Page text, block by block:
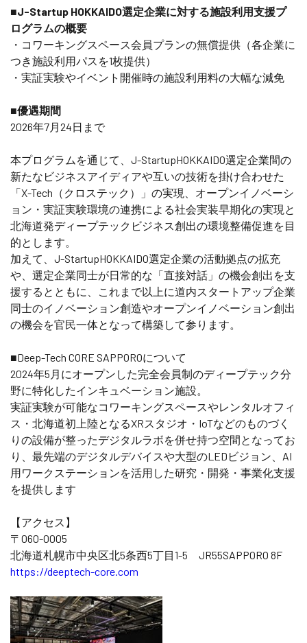
■J-Startup HOKKAIDO選定企業に対する施設利用支援プ
ログラムの概要
・コワーキングスペース会員プランの無償提供（各企業に
つき施設利用パスを1枚提供）
・実証実験やイベント開催時の施設利用料の大幅な減免
■優遇期間
2026年7月24日まで
本プログラムを通じて、J-StartupHOKKAIDO選定企業間の
新たなビジネスアイディアや互いの技術を掛け合わせた
「X-Tech（クロステック）」の実現、オープンイノベーシ
ョン・実証実験環境の連携による社会実装早期化の実現と
北海道発ディープテックビジネス創出の環境整備促進を目
的とします。
加えて、J-StartupHOKKAIDO選定企業の活動拠点の拡充
や、選定企業同士が日常的な「直接対話」の機会創出を支
援するとともに、これまで以上に道内スタートアップ企業
同士のイノベーション創造やオープンイノベーション創出
の機会を官民一体となって構築して参ります。
■Deep-Tech CORE SAPPOROについて
2024年5月にオープンした完全会員制のディープテック分
野に特化したインキュベーション施設。
実証実験が可能なコワーキングスペースやレンタルオフィ
ス・北海道初上陸となるXRスタジオ・IoTなどのものづく
りの設備が整ったデジタルラボを併せ持つ空間となってお
り、最先端のデジタルデバイスや大型のLEDビジョン、AI
用ワークステーションを活用した研究・開発・事業化支援
を提供します
【アクセス】
〒060-0005
北海道札幌市中央区北5条西5丁目1-5 JR55SAPPORO 8F
https://deeptech-core.com